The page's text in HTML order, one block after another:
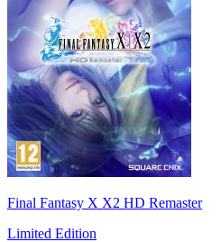
Final Fantasy X X2 HD Remaster
Limited Edition